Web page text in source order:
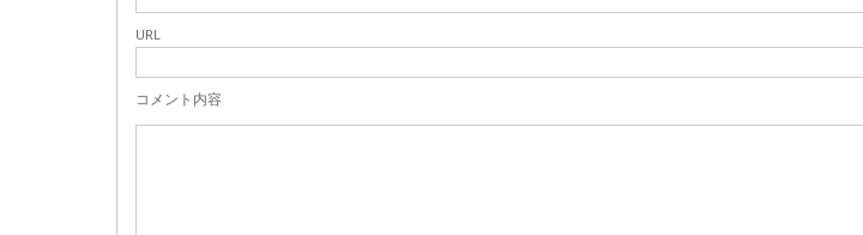
URL
コメント内容